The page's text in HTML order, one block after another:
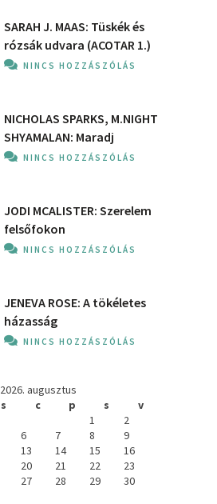
SARAH J. MAAS: Tüskék és
rózsák udvara (ACOTAR 1.)
NINCS HOZZÁSZÓLÁS
NICHOLAS SPARKS, M.NIGHT
SHYAMALAN: Maradj
NINCS HOZZÁSZÓLÁS
JODI MCALISTER: Szerelem
felsőfokon
NINCS HOZZÁSZÓLÁS
JENEVA ROSE: A ​tökéletes
házasság
NINCS HOZZÁSZÓLÁS
2026. augusztus
s c p s
v
1
2
6 7 8
9
13 14 15
16
20 21 22
23
27 28 29
30